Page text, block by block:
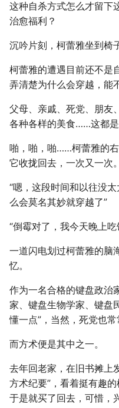
这种自杀方式怎么才留下
治愈福利？
沉吟片刻，柯蕾雅坐到椅
柯蕾雅的遭遇目前还不是
弄清楚为什么会穿越，能
父母、亲戚、死党、朋友
各种各样的美食……这都是
啪，啪，啪……柯蕾雅的
它收拢回去，一次又一次。
“嗯，这段时间和以往没
么会莫名其妙就穿越了”
“倒霉对了，我今天晚上
一道闪电划过柯蕾雅的脑
忆。
作为一名合格的键盘政治
家、键盘生物学家、键盘
懂一点”，当然，死党也常
而方术便是其中之一。
去年回老家，在旧书摊上
方术纪要”，看着挺有趣
于是就买了回去，可惜，